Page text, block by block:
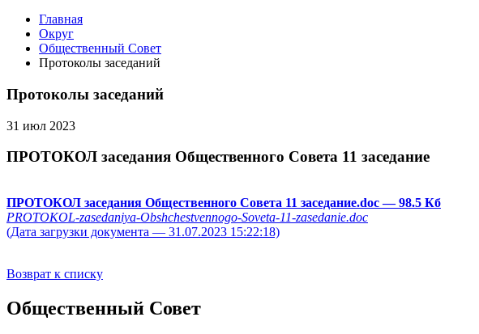
Главная
Округ
Общественный Совет
Протоколы заседаний
Протоколы заседаний
31 июл 2023
ПРОТОКОЛ заседания Общественного Совета 11 заседание
ПРОТОКОЛ заседания Общественного Совета 11 заседание.doc— 98.5 Кб
PROTOKOL-zasedaniya-Obshchestvennogo-Soveta-11-zasedanie.doc
(Дата загрузки документа — 31.07.2023 15:22:18)
Возврат к списку
Общественный Совет